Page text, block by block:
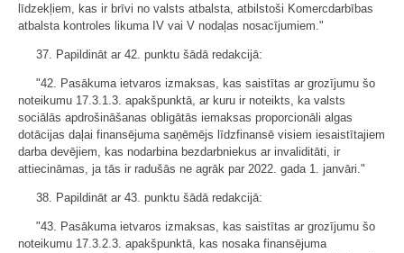
līdzekļiem, kas ir brīvi no valsts atbalsta, atbilstoši Komercdarbības
atbalsta kontroles likuma IV vai V nodaļas nosacījumiem."
37. Papildināt ar 42. punktu šādā redakcijā:
"42. Pasākuma ietvaros izmaksas, kas saistītas ar grozījumu šo
noteikumu 17.3.1.3. apakšpunktā, ar kuru ir noteikts, ka valsts
sociālās apdrošināšanas obligātās iemaksas proporcionāli algas
dotācijas daļai finansējuma saņēmējs līdzfinansē visiem iesaistītajiem
darba devējiem, kas nodarbina bezdarbniekus ar invaliditāti, ir
attiecināmas, ja tās ir radušās ne agrāk par 2022. gada 1. janvāri."
38. Papildināt ar 43. punktu šādā redakcijā:
"43. Pasākuma ietvaros izmaksas, kas saistītas ar grozījumu šo
noteikumu 17.3.2.3. apakšpunktā, kas nosaka finansējuma